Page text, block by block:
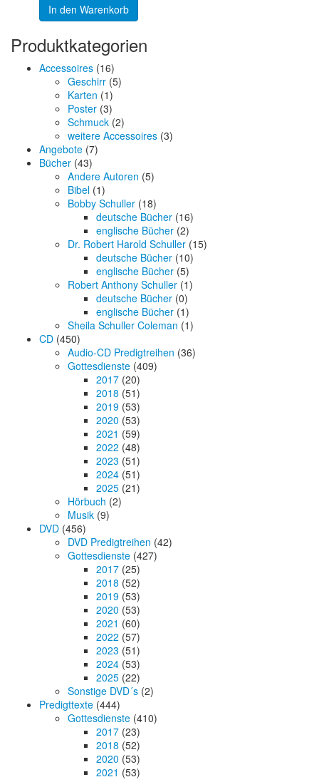
In den Warenkorb
Produktkategorien
Accessoires (16)
Geschirr (5)
Karten (1)
Poster (3)
Schmuck (2)
weitere Accessoires (3)
Angebote (7)
Bücher (43)
Andere Autoren (5)
Bibel (1)
Bobby Schuller (18)
deutsche Bücher (16)
englische Bücher (2)
Dr. Robert Harold Schuller (15)
deutsche Bücher (10)
englische Bücher (5)
Robert Anthony Schuller (1)
deutsche Bücher (0)
englische Bücher (1)
Sheila Schuller Coleman (1)
CD (450)
Audio-CD Predigtreihen (36)
Gottesdienste (409)
2017 (20)
2018 (51)
2019 (53)
2020 (53)
2021 (59)
2022 (48)
2023 (51)
2024 (51)
2025 (21)
Hörbuch (2)
Musik (9)
DVD (456)
DVD Predigtreihen (42)
Gottesdienste (427)
2017 (25)
2018 (52)
2019 (53)
2020 (53)
2021 (60)
2022 (57)
2023 (51)
2024 (53)
2025 (22)
Sonstige DVD´s (2)
Predigttexte (444)
Gottesdienste (410)
2017 (23)
2018 (52)
2020 (53)
2021 (53)